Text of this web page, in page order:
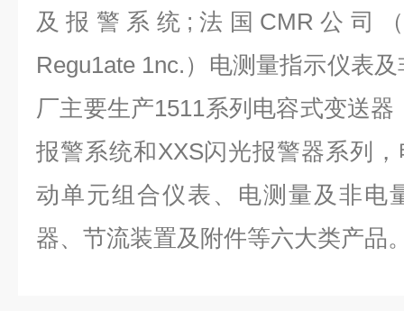
及报警系统;法国CMR公司（
Regu1ate 1nc.）电测量指示仪表
厂主要生产1511系列电容式变送
报警系统和XXS闪光报警器系列
动单元组合仪表、电测量及非电
器、节流装置及附件等六大类产品